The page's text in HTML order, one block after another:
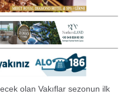
olan Vakıflar sezonun ilk